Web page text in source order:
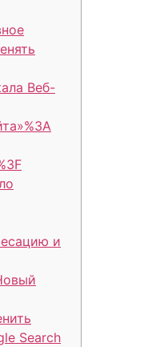
Веб-
и
Search